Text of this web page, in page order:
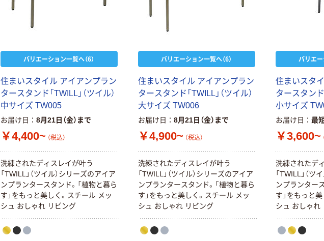
バリエーション一覧へ（6）
住まいスタイル アイアンプラン
タースタンド「TWILL」（ツイル）
中サイズ TW005
お届け日 8月21日（金）まで
￥4,400~ （税込）
洗練されたディスレイが叶う
「TWILL」（ツイル）シリーズのアイア
ンプランタースタンド。「植物と暮ら
す」をもっと美しく。スチール メッ
シュ おしゃれ リビング
バリエーション一覧へ（6）
住まいスタイル アイアンプラン
タースタンド「TWILL」（ツイル）
大サイズ TW006
お届け日 8月21日（金）まで
￥4,900~ （税込）
洗練されたディスレイが叶う
「TWILL」（ツイル）シリーズのアイア
ンプランタースタンド。「植物と暮ら
す」をもっと美しく。スチール メッ
シュ おしゃれ リビング
バリエー
住まいスタ
タースタンド
小サイズ
お届け日 最
￥3,600~
洗練されたデ
「TWILL」（ツ
ンプランター
す」をもっと
シュ おしゃれ
オリジナル
ゴミ袋 エコノミ
ータイプ 乳白半
プ 詰替用 バイ
オマス素材10％
配合
￥616~
オリジナル
乾電池 単3
形 アルカリ乾
電池 北欧パッ
ルオリジナル
￥140~ （税込）
本気プライス
トイレットペー
パー ダブル60
100% 6ロール
リサイクル100
芯あり FSC認
証
￥460~
オリジナル
乾電池 単4
形 アルカリ乾
電池 北欧パッ
ルオリジナル
￥140~ （税込）
オリジナル
アスクル 「現場
のチカラ」 養生
（税込）
オリジナル
アスクル プラス
チックグローブ
粉なし（パウダ
￥398~ （税込）